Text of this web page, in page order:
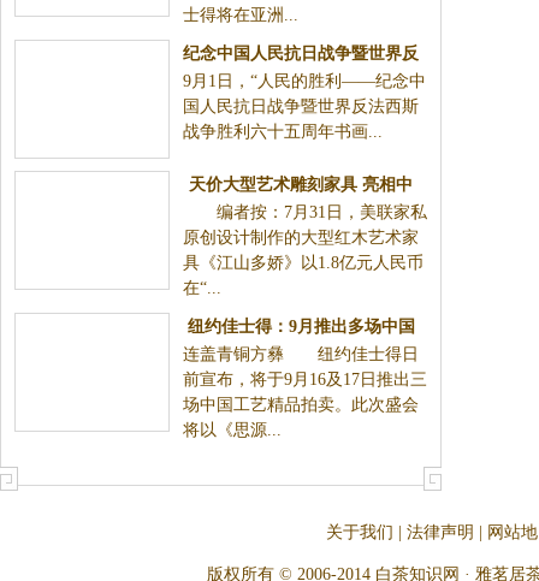
士得将在亚洲...
纪念中国人民抗日战争暨世界反
法西斯战争胜利六十五周年书画
展
9月1日，“人民的胜利——纪念中
国人民抗日战争暨世界反法西斯
战争胜利六十五周年书画...
天价大型艺术雕刻家具 亮相中
国红木古典家具展
编者按：7月31日，美联家私
原创设计制作的大型红木艺术家
具《江山多娇》以1.8亿元人民币
在“...
纽约佳士得：9月推出多场中国
私人珍藏专拍
连盖青铜方彝 纽约佳士得日
前宣布，将于9月16及17日推出三
场中国工艺精品拍卖。此次盛会
将以《思源...
关于我们 法律声明 网站
版权所有 © 2006-2014 白茶知识网 · 雅茗居